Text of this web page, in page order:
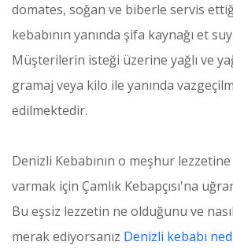
domates, soğan ve biberle servis
kebabının yanında şifa kaynağı et
Müşterilerin isteği üzerine yağlı ve
gramaj veya kilo ile yanında
edilmektedir.
Denizli Kebabının o meşhur lezzetine
varmak için Çamlık Kebapçısı'na
Bu eşsiz lezzetin ne olduğunu ve nasıl
merak ediyorsanız Denizli kebabı